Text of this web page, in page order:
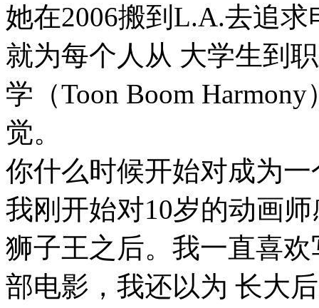
她在2006搬到L.A.去追
就为每个人从 大学生到
学（Toon Boom
觉。
你什么时候开始对成为
我刚开始对10岁的动画
狮子王之后。我一直喜
部电影，我还以为 长大